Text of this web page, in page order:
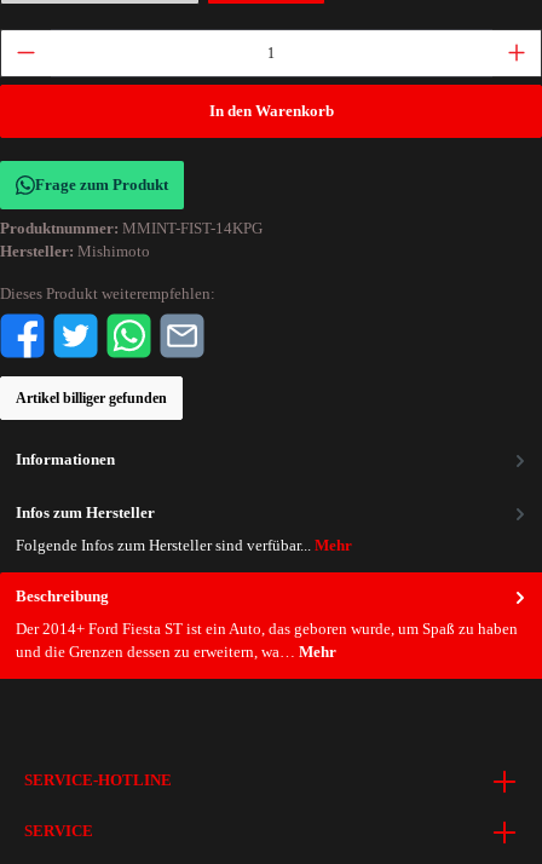
In den Warenkorb
Frage zum Produkt
Produktnummer: MMINT-FIST-14KPG
Hersteller: Mishimoto
Dieses Produkt weiterempfehlen:
Artikel billiger gefunden
Beschreibung
Der 2014+ Ford Fiesta ST ist ein Auto, das geboren wurde, um Spaß zu haben
und die Grenzen dessen zu erweitern, wa… Mehr
Informationen
Infos zum Hersteller
Folgende Infos zum Hersteller sind verfübar... Mehr
SERVICE-HOTLINE
SERVICE